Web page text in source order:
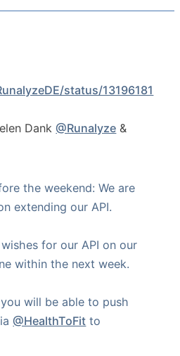
status/13196181
Dank@Runalyze &
the weekend: We are
extending our API.
for our API on our
within the next week.
will be able to push
@HealthToFit to